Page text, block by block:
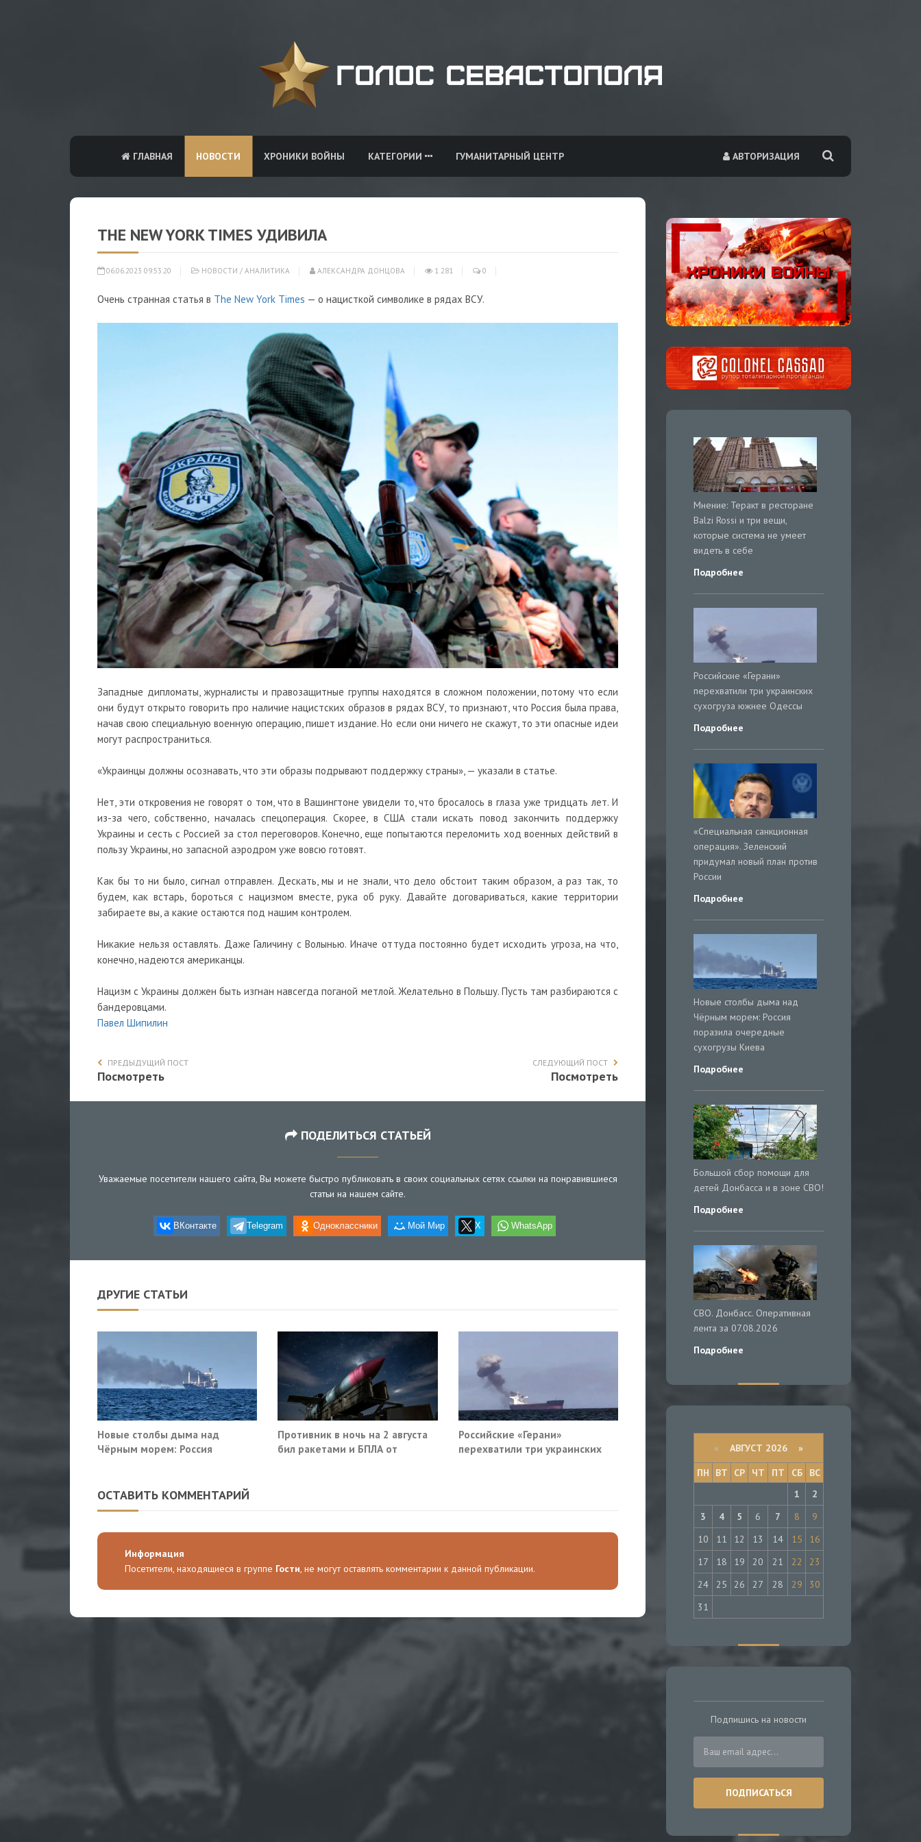
АВТОРИЗАЦИЯ
ГЛАВНАЯ НОВОСТИ ХРОНИКИ ВОЙНЫ КАТЕГОРИИ ГУМАНИТАРНЫЙ ЦЕНТР
THE NEW YORK TIMES УДИВИЛА
06.06.2023 09:53:20 НОВОСТИ / АНАЛИТИКА АЛЕКСАНДРА ДОНЦОВА 1 281 0
Очень странная статья в The New York Times — о нацисткой символике в рядах ВСУ.
Западные дипломаты, журналисты и правозащитные группы находятся в сложном положении, потому что если
они будут открыто говорить про наличие нацистских образов в рядах ВСУ, то признают, что Россия была права,
начав свою специальную военную операцию, пишет издание. Но если они ничего не скажут, то эти опасные идеи
могут распространиться.
«Украинцы должны осознавать, что эти образы подрывают поддержку страны», — указали в статье.
Нет, эти откровения не говорят о том, что в Вашингтоне увидели то, что бросалось в глаза уже тридцать лет. И
из-за чего, собственно, началась спецоперация. Скорее, в США стали искать повод закончить поддержку
Украины и сесть с Россией за стол переговоров. Конечно, еще попытаются переломить ход военных действий в
пользу Украины, но запасной аэродром уже вовсю готовят.
Как бы то ни было, сигнал отправлен. Дескать, мы и не знали, что дело обстоит таким образом, а раз так, то
будем, как встарь, бороться с нацизмом вместе, рука об руку. Давайте договариваться, какие территории
забираете вы, а какие остаются под нашим контролем.
Никакие нельзя оставлять. Даже Галичину с Волынью. Иначе оттуда постоянно будет исходить угроза, на что,
конечно, надеются американцы.
Нацизм с Украины должен быть изгнан навсегда поганой метлой. Желательно в Польшу. Пусть там разбираются с
бандеровцами.
Павел Шипилин
ПРЕДЫДУЩИЙ ПОСТ
Посмотреть
СЛЕДУЮЩИЙ ПОСТ
Посмотреть
ПОДЕЛИТЬСЯ СТАТЬЕЙ
Уважаемые посетители нашего сайта, Вы можете быстро публиковать в своих социальных сетях ссылки на понравившиеся
статьи на нашем сайте.
ВКонтакте Telegram Одноклассники Мой Мир X WhatsApp
ДРУГИЕ СТАТЬИ
Новые столбы дыма над
Чёрным морем: Россия
Противник в ночь на 2 августа
бил ракетами и БПЛА от
Российские «Герани»
перехватили три украинских
ОСТАВИТЬ КОММЕНТАРИЙ
Информация
Посетители, находящиеся в группе Гости, не могут оставлять комментарии к данной публикации.
Мнение: Теракт в ресторане
Balzi Rossi и три вещи,
которые система не умеет
видеть в себе
Подробнее
Российские «Герани»
перехватили три украинских
сухогруза южнее Одессы
Подробнее
«Специальная санкционная
операция». Зеленский
придумал новый план против
России
Подробнее
Новые столбы дыма над
Чёрным морем: Россия
поразила очередные
сухогрузы Киева
Подробнее
Большой сбор помощи для
детей Донбасса и в зоне СВО!
Подробнее
СВО. Донбасс. Оперативная
лента за 07.08.2026
Подробнее
« АВГУСТ 2026 »
ПН
ВТ СР ЧТ ПТ СБ
ВС
1
2
3
4 5 6 7 8
9
10
11 12 13 14 15
16
17
18 19 20 21 22
23
24
25 26 27 28 29
30
31
Подпишись на новости